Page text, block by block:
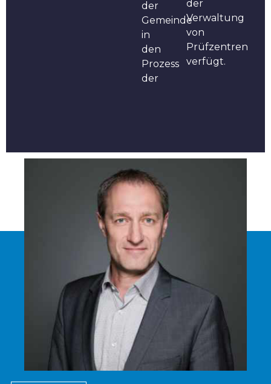
der
Gemeinde
in
den
Prozess
der
der
Verwaltung
von
Prüfzentren
verfügt.